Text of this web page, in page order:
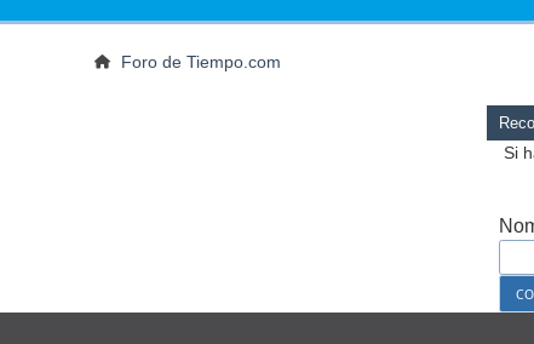
Foro de Tiempo.com
Si